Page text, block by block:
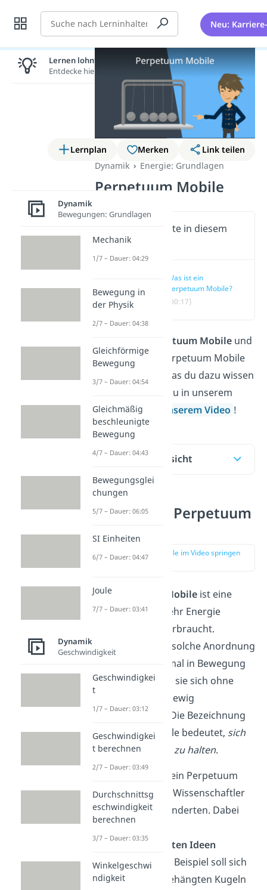
Suche Neu:
Lernplan Merken
Link teilen
Dynamik
Energie: Grundlagen
Perpetuum Mobile
Wichtige Inhalte in diesem
Video
Was ist ein
Perpetuum Mobile?
(00:17)
Perpetuum Mobileund
ist ein solches Perpetuum Mobile
möglich? Alles, was du dazu wissen
musst, erfährst du in unserem
Beitragund in unserem Video !
Inhaltsübersicht
Was ist ein Perpetuum
zur Stelle im Video springen
EinPerpetuum Mobileist eine
Maschine, die mehr Energie
erzeugt als sie verbraucht.
Würdest du eine solche Anordnung
zum Beispiel einmal in Bewegung
versetzen, würde sie sich ohne
weiteren Antrieb ewig
weiterbewegen. Die Bezeichnung
Perpetuum Mobile bedeutet, sich
selbst am Laufen zu halten.
Der Gedanke an ein Perpetuum
Mobile fasziniert Wissenschaftler
seit vielen Jahrhunderten. Dabei
sind sie auf die
unterschiedlichsten Ideen
gekommen. Zum Beispiel soll sich
ein Rad mit aufgehängten Kugeln
Lernen lohnt sich!
Entdecke hier deine Chancen.
Dynamik
Bewegungen: Grundlagen
Mechanik
1/7 – Dauer: 04:29
Bewegung in
der Physik
2/7 – Dauer: 04:38
Gleichförmige
Bewegung
3/7 – Dauer: 04:54
Gleichmäßig
beschleunigte
Bewegung
4/7 – Dauer: 04:43
Bewegungsglei
chungen
5/7 – Dauer: 06:05
SI Einheiten
6/7 – Dauer: 04:47
Joule
7/7 – Dauer: 03:41
Dynamik
Geschwindigkeit
Geschwindigkei
t
1/7 – Dauer: 03:12
Geschwindigkei
t berechnen
2/7 – Dauer: 03:49
Durchschnittsg
eschwindigkeit
berechnen
3/7 – Dauer: 03:35
Winkelgeschwi
ndigkeit